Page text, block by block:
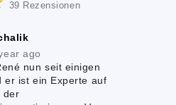
39 Rezensionen
ago
nun seit einigen
er ist ein Experte auf
der